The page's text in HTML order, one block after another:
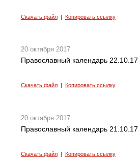
Скачать файл| Копировать ссылку
20 октября 2017
Православный календарь 22.10.17
Скачать файл| Копировать ссылку
20 октября 2017
Православный календарь 21.10.17
Скачать файл| Копировать ссылку